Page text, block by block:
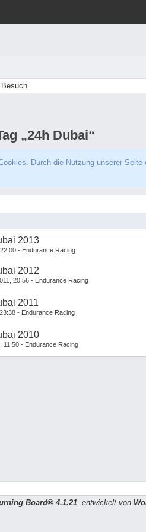
„24h Dubai“
Durch die Nutzung unserer
2013
Endurance Racing
2012
20:56 Endurance Racing
2011
Endurance Racing
2010
11:50 Endurance Racing
Board® 4.1.21, entwickelt von